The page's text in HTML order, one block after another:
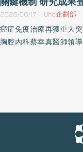
2026/06/17 Uho企劃部
癌症免疫治療再獲重大
胸腔內科蔡幸真醫師領
也展現臺大醫院於癌症
細胞是人體免疫系統辨